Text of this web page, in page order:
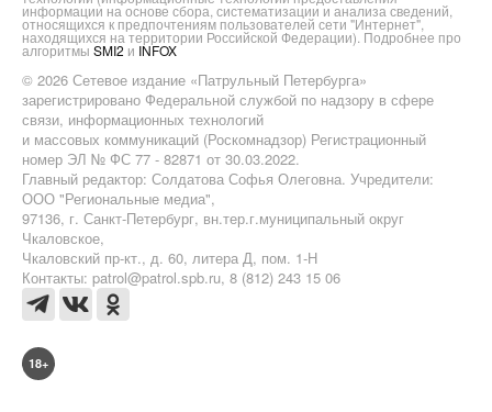
информации на основе сбора, систематизации и анализа сведений,
относящихся к предпочтениям пользователей сети "Интернет",
находящихся на территории Российской Федерации). Подробнее про
алгоритмы SMI2 и INFOX
© 2026 Сетевое издание «Патрульный Петербурга»
зарегистрировано Федеральной службой по надзору в сфере
связи, информационных технологий
и массовых коммуникаций (Роскомнадзор) Регистрационный
номер ЭЛ № ФС 77 - 82871 от 30.03.2022.
Главный редактор: Солдатова Софья Олеговна. Учредители:
ООО "Региональные медиа",
97136, г. Санкт-Петербург, вн.тер.г.муниципальный округ
Чкаловское,
Чкаловский пр-кт., д. 60, литера Д, пом. 1-Н
Контакты: patrol@patrol.spb.ru, 8 (812) 243 15 06
18+